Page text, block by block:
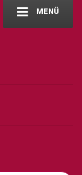
MENÜ